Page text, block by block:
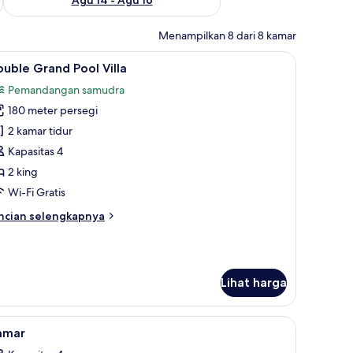
Menampilkan 8 dari 8 kamar
taman Double Grand Pool Villa | Pemandangan
5 Grand Pool Villa
Pemandangan samudra
180 meter persegi
2 kamar tidur
Kapasitas 4
2 king
Wi-Fi Gratis
selengkapnya
Lihat harga
pantai/laut Kamar mandi | Bathtub dan shower
6